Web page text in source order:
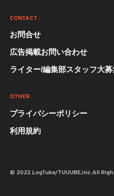
CONTACT :
お問合せ
広告掲載お問い合わせ
ライター/編集部スタッフ大募
OTHER :
プライバシーポリシー
利用規約
© 2022 LogTube/TUUUBE,Inc.All